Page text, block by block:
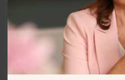
€ 68.50